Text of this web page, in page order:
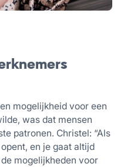
mogelijkheid voor een
was dat mensen
patronen. Christel: “Als
en je gaat altijd
mogelijkheden voor